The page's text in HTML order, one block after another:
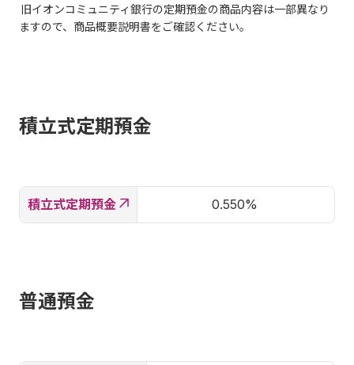
旧イオンコミュニティ銀行の定期預金の商品内容は一部異なり
ますので、商品概要説明書をご確認ください。
積立式定期預金
積立式定期預金 0.550%
普通預金